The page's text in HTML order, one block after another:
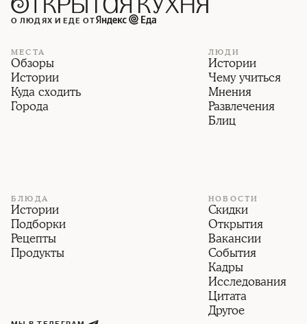
О ЛЮДЯХ И ЕДЕ ОТ
МЕСТА
Обзоры
Истории
Куда сходить
Города
ЛЮДИ
Истории
Чему учиться
Мнения
Развлечения
Блиц
БЛЮДА
Истории
Подборки
Рецепты
Продукты
НОВОСТИ
Скидки
Открытия
Вакансии
События
Кадры
Исследования
Цитата
Другое